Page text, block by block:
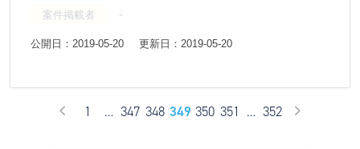
案件掲載者 -
公開日：2019-05-20 更新日：2019-05-20
1 … 347 348 349 350 351 … 352